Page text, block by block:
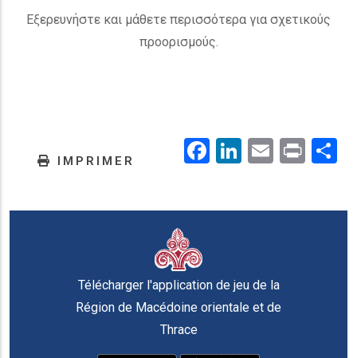
Εξερευνήστε και μάθετε περισσότερα για σχετικούς
προορισμούς.
IMPRIMER Facebook
LinkedIn
EmailPrint
Télécharger l'application de jeu de la
Région de Macédoine orientale et de
Thrace